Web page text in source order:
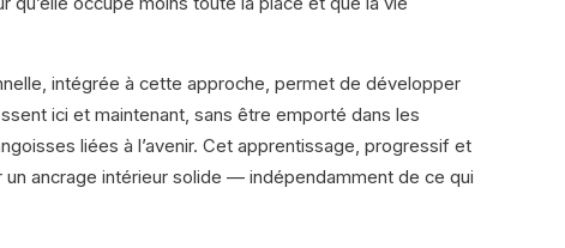
intégrée à cette approche, permet de développer
ici et maintenant, sans être emporté dans les
liées à l’avenir. Cet apprentissage, progressif et
ancrage intérieur solide — indépendamment de ce qui